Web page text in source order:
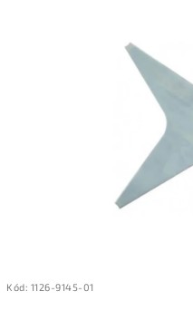
Kód: 1126-9145-01